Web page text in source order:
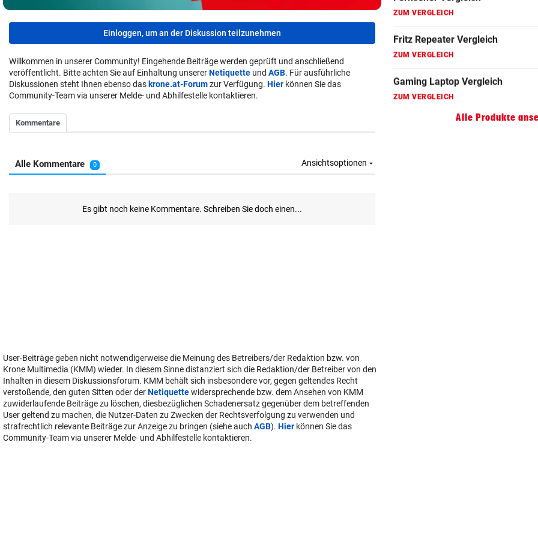
Einloggen, um an der Diskussion teilzunehmen
Willkommen in unserer Community! Eingehende Beiträge werden geprüft und anschließend
veröffentlicht. Bitte achten Sie auf Einhaltung unsererNetiquette und AGB. Für ausführliche
Diskussionen steht Ihnen ebenso das krone.at-Forumzur Verfügung. Hier können Sie das
Community-Team via unserer Melde- und Abhilfestelle kontaktieren.
User-Beiträge geben nicht notwendigerweise die Meinung des Betreibers/der Redaktion bzw. von
Krone Multimedia (KMM) wieder. In diesem Sinne distanziert sich die Redaktion/der Betreiber von den
Inhalten in diesem Diskussionsforum. KMM behält sich insbesondere vor, gegen geltendes Recht
verstoßende, den guten Sitten oder derNetiquettewidersprechende bzw. dem Ansehen von KMM
zuwiderlaufende Beiträge zu löschen, diesbezüglichen Schadenersatz gegenüber dem betreffenden
User geltend zu machen, die Nutzer-Daten zu Zwecken der Rechtsverfolgung zu verwenden und
strafrechtlich relevante Beiträge zur Anzeige zu bringen (siehe auch AGB). Hier können Sie das
Community-Team via unserer Melde- und Abhilfestelle kontaktieren.
Gaming Laptop Vergleich
ZUM VERGLEICH
Grafikkarten Vergleich
ZUM VERGLEICH
Alle Produkte